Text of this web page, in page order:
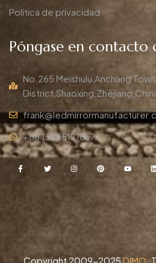
Política de privacidad
Póngase en contacto
No.265 Meishulu,Anchang
+86 15658121857
Copyright 2009-2025 DIMO .